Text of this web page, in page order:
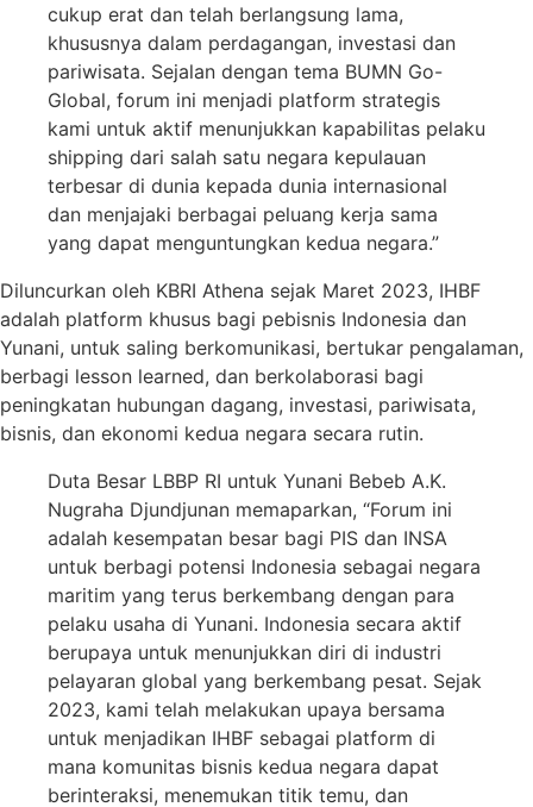
cukup erat dan telah berlangsung lama,
khususnya dalam perdagangan, investasi dan
pariwisata. Sejalan dengan tema BUMN Go-
Global, forum ini menjadi platform strategis
kami untuk aktif menunjukkan kapabilitas pelaku
shipping dari salah satu negara kepulauan
terbesar di dunia kepada dunia internasional
dan menjajaki berbagai peluang kerja sama
yang dapat menguntungkan kedua negara.”
Diluncurkan oleh KBRI Athena sejak Maret 2023, IHBF
adalah platform khusus bagi pebisnis Indonesia dan
Yunani, untuk saling berkomunikasi, bertukar pengalaman,
berbagi lesson learned, dan berkolaborasi bagi
peningkatan hubungan dagang, investasi, pariwisata,
bisnis, dan ekonomi kedua negara secara rutin.
Duta Besar LBBP RI untuk Yunani Bebeb A.K.
Nugraha Djundjunan memaparkan, “Forum ini
adalah kesempatan besar bagi PIS dan INSA
untuk berbagi potensi Indonesia sebagai negara
maritim yang terus berkembang dengan para
pelaku usaha di Yunani. Indonesia secara aktif
berupaya untuk menunjukkan diri di industri
pelayaran global yang berkembang pesat. Sejak
2023, kami telah melakukan upaya bersama
untuk menjadikan IHBF sebagai platform di
mana komunitas bisnis kedua negara dapat
berinteraksi, menemukan titik temu, dan